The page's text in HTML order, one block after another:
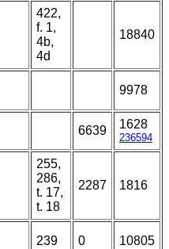
422,
f. 1,
4b,
4d
18840
9978
6639 1628
236594
255,
286,
t. 17,
t. 18
2287 1816
239 0 10805